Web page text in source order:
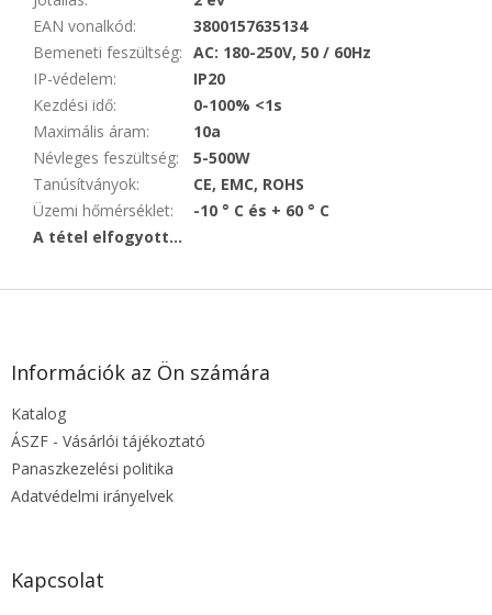
EAN vonalkód:
3800157635134
Bemeneti feszültség: AC: 180-250V, 50 / 60Hz
IP-védelem:
IP20
Kezdési idő:
0-100% <1s
Maximális áram:
10a
Névleges feszültség:
5-500W
Tanúsítványok:
CE, EMC, ROHS
Üzemi hőmérséklet:
-10 ° C és + 60 ° C
A tétel elfogyott…
L
Információk az Ön számára
Katalog
ÁSZF - Vásárlói tájékoztató
Panaszkezelési politika
Adatvédelmi irányelvek
Kapcsolat